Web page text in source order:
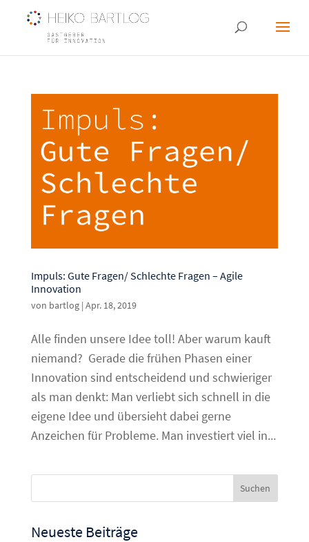
Impuls: Gute Fragen/ Schlechte Fragen – Agile
Innovation
von bartlog| Apr. 18, 2019
Alle finden unsere Idee toll! Aber warum kauft
niemand? Gerade die frühen Phasen einer
Innovation sind entscheidend und schwieriger
als man denkt: Man verliebt sich schnell in die
eigene Idee und übersieht dabei gerne
Anzeichen für Probleme. Man investiert viel in...
Neueste Beiträge